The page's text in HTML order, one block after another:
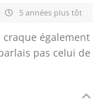
5 années plus tôt
craque également
pas celui de